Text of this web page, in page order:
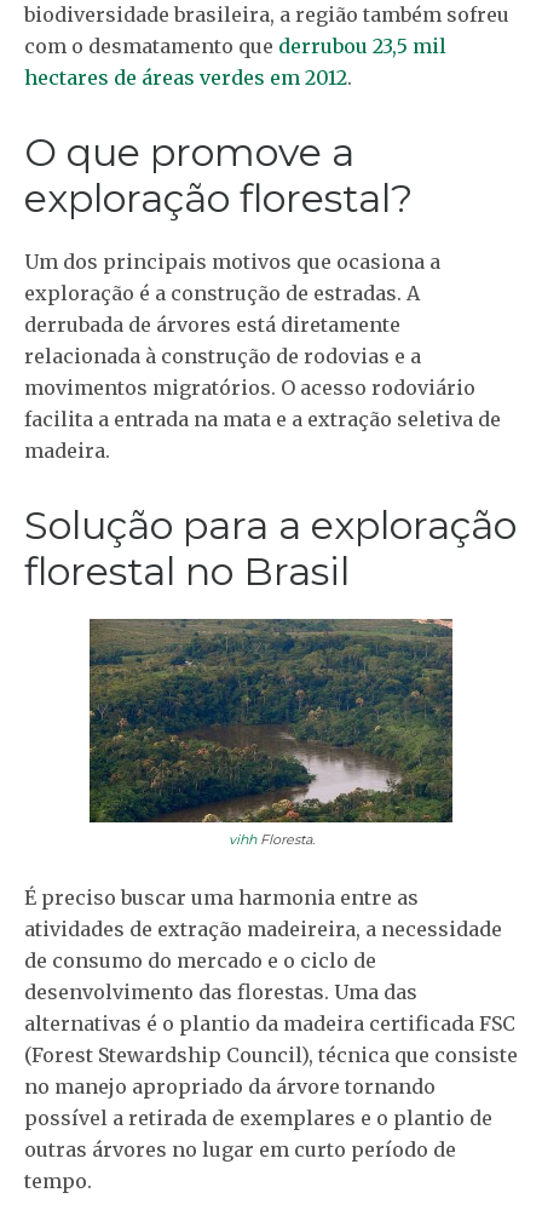
biodiversidade brasileira, a região também sofreu
com o desmatamento que derrubou 23,5 mil
hectares de áreas verdes em 2012.
O que promove a
exploração florestal?
Um dos principais motivos que ocasiona a
exploração é a construção de estradas. A
derrubada de árvores está diretamente
relacionada à construção de rodovias e a
movimentos migratórios. O acesso rodoviário
facilita a entrada na mata e a extração seletiva de
madeira.
Solução para a exploração
florestal no Brasil
vihhFloresta.
É preciso buscar uma harmonia entre as
atividades de extração madeireira, a necessidade
de consumo do mercado e o ciclo de
desenvolvimento das florestas. Uma das
alternativas é o plantio da madeira certificada FSC
(Forest Stewardship Council), técnica que consiste
no manejo apropriado da árvore tornando
possível a retirada de exemplares e o plantio de
outras árvores no lugar em curto período de
tempo.